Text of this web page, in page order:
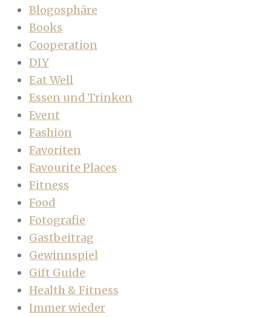
Blogosphäre
Books
Cooperation
DIY
Eat Well
Essen und Trinken
Event
Fashion
Favoriten
Favourite Places
Fitness
Food
Fotografie
Gastbeitrag
Gewinnspiel
Gift Guide
Health & Fitness
Immer wieder